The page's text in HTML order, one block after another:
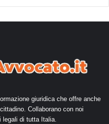
giuridica che offre anche
Collaborano con noi
legali di tutta Italia.